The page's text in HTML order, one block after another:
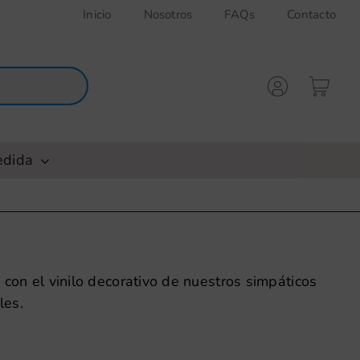
Inicio Nosotros FAQs Contacto
el vinilo decorativo de nuestros simpáticos